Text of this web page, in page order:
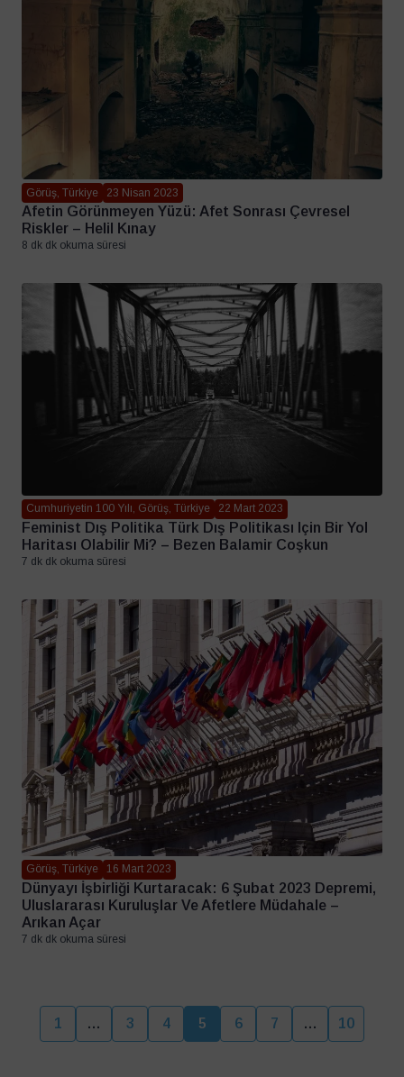
Görüş, Türkiye 23 Nisan 2023
Afetin Görünmeyen Yüzü: Afet Sonrası Çevresel
Riskler – Helil Kınay
8 dk dk okuma süresi
Cumhuriyetin 100 Yılı, Görüş, Türkiye 22 Mart 2023
Feminist Dış Politika Türk Dış Politikası Için Bir Yol
Haritası Olabilir Mi? – Bezen Balamir Coşkun
7 dk dk okuma süresi
Görüş, Türkiye 16 Mart 2023
Dünyayı İşbirliği Kurtaracak: 6 Şubat 2023 Depremi,
Uluslararası Kuruluşlar Ve Afetlere Müdahale –
Arıkan Açar
7 dk dk okuma süresi
1 … 3 4 5 6 7 … 10